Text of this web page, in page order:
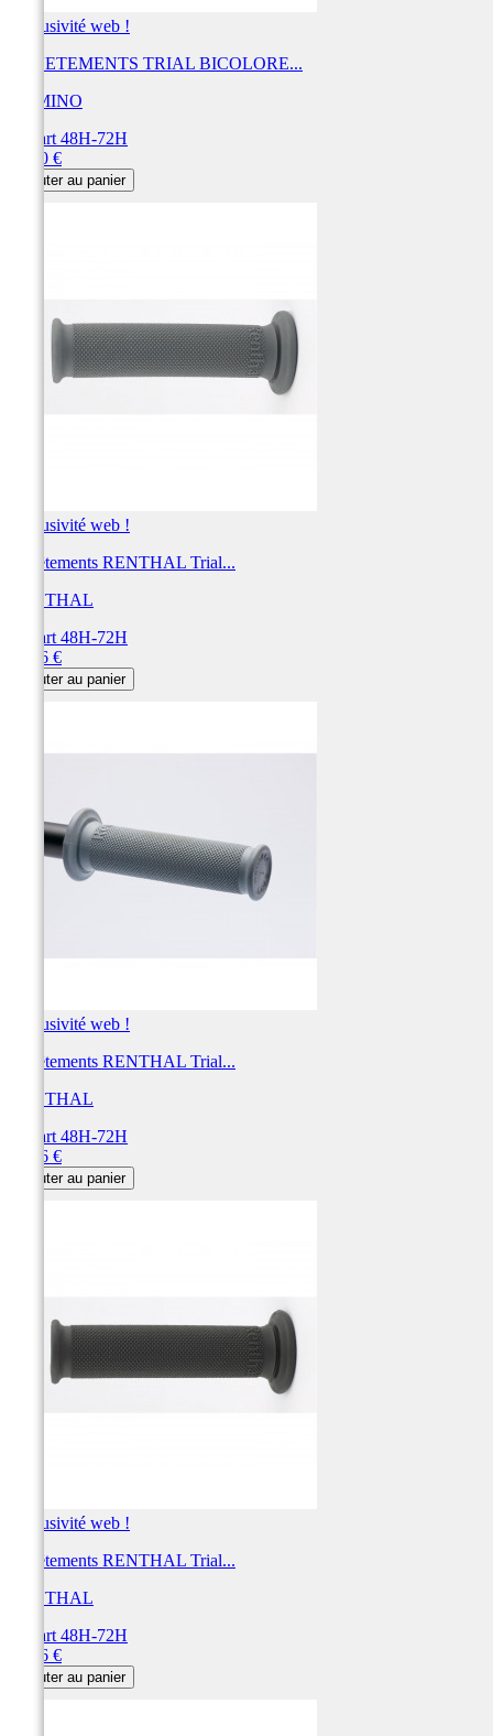
Exclusivité web !
REVETEMENTS TRIAL BICOLORE...
DOMINO
Départ 48H-72H
20,40 €
Ajouter au panier
Exclusivité web !
Revêtements RENTHAL Trial...
RENTHAL
Départ 48H-72H
15,46 €
Ajouter au panier
Exclusivité web !
Revêtements RENTHAL Trial...
RENTHAL
Départ 48H-72H
15,46 €
Ajouter au panier
Exclusivité web !
Revêtements RENTHAL Trial...
RENTHAL
Départ 48H-72H
15,46 €
Ajouter au panier